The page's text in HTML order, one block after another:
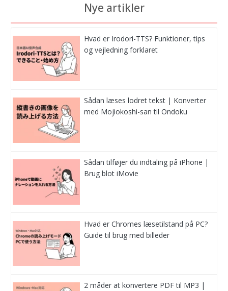
Nye artikler
Hvad er Irodori-TTS? Funktioner, tips
og vejledning forklaret
Sådan læses lodret tekst | Konverter
med Mojiokoshi-san til Ondoku
Sådan tilføjer du indtaling på iPhone |
Brug blot iMovie
Hvad er Chromes læsetilstand på PC?
Guide til brug med billeder
2 måder at konvertere PDF til MP3 |